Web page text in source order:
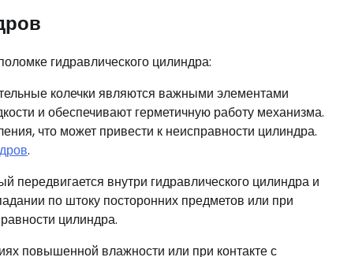
гидравлического цилиндра:
колечки являются важными элементами
и обеспечивают герметичную работу механизма.
что может привести к неисправности цилиндра.
.
передвигается внутри гидравлического цилиндра и
по штоку посторонних предметов или при
цилиндра.
повышенной влажности или при контакте с